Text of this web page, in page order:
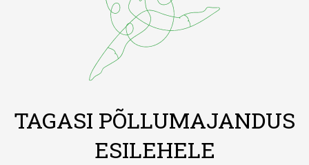
TAGASI PÕLLUMAJANDUS
ESILEHELE